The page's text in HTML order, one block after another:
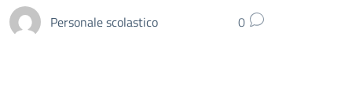
Personale scolastico 0